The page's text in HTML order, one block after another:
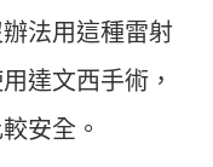
法用這種雷射
達文西手術，
安全。